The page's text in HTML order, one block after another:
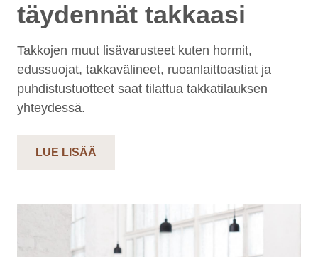
täydennät takkaasi
Takkojen muut lisävarusteet kuten hormit,
edussuojat, takkavälineet, ruoanlaittoastiat ja
puhdistustuotteet saat tilattua takkatilauksen
yhteydessä.
LUE LISÄÄ